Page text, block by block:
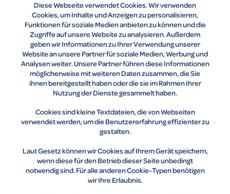
Diese Webseite verwendet Cookies. Wir verwenden
Cookies, um Inhalte und Anzeigen zu personalisieren,
Funktionen für soziale Medien anbieten zu können und die
Zugriffe auf unsere Website zu analysieren. Außerdem
geben wir Informationen zu Ihrer Verwendung unserer
Website an unsere Partner für soziale Medien, Werbung und
Analysen weiter. Unsere Partner führen diese Informationen
möglicherweise mit weiteren Daten zusammen, die Sie
ihnen bereitgestellt haben oder die sie im Rahmen Ihrer
Nutzung der Dienste gesammelt haben.
Cookies sind kleine Textdateien, die von Webseiten
verwendet werden, um die Benutzererfahrung effizienter zu
gestalten.
Laut Gesetz können wir Cookies auf Ihrem Gerät speichern,
wenn diese für den Betrieb dieser Seite unbedingt
notwendig sind. Für alle anderen Cookie-Typen benötigen
wir Ihre Erlaubnis.